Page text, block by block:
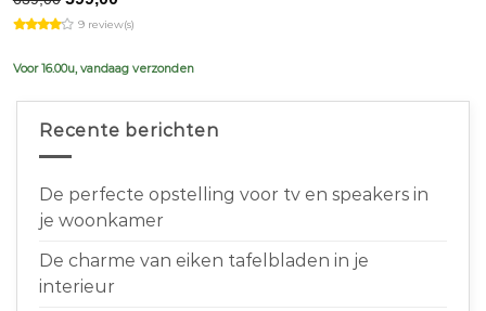
price
was:
is:
9 review(s)
Voor 16.00u, vandaag verzonden
Recente berichten
De perfecte opstelling voor tv en speakers in
je woonkamer
De charme van eiken tafelbladen in je
interieur